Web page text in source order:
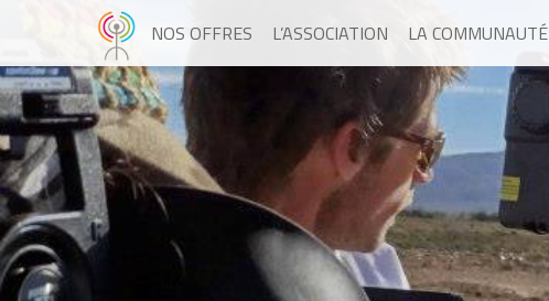
NOS OFFRES L’ASSOCIATION LA COMMUNAUTÉ